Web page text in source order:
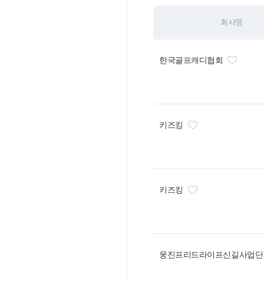
회사명
한국골프캐디협회
키즈킹
키즈킹
웅진프리드라이프신길사업단